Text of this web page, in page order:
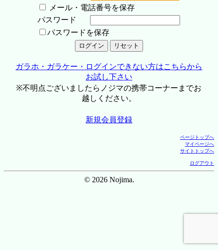
メール・電話番号を保存
パスワード
パスワードを保存
ガラホ・ガラケー・ログインできない方はこちらから
お試し下さい
※不明点ございましたらノジマの携帯コーナーまでお
越しください。
新規会員登録
ページトップへ
マイページへ
サイトトップへ
ログアウト
© 2026 Nojima.